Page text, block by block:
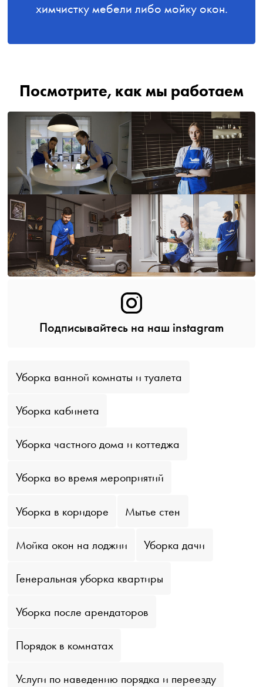
химчистку мебели либо мойку окон.
Посмотрите, как мы работаем
Подписывайтесь на наш instagram
Уборка ванной комнаты и туалета
Уборка кабинета
Уборка частного дома и коттеджа
Уборка во время мероприятий
Уборка в коридоре Мытье стен
Мойка окон на лоджии Уборка дачи
Генеральная уборка квартиры
Уборка после арендаторов
Порядок в комнатах
Услуги по наведению порядка и переезду